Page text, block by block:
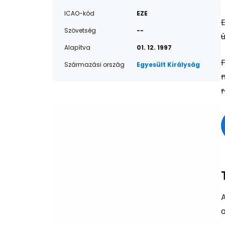
ICAO-kód
EZE
Szövetség
--
Alapítva
01. 12. 1997
Származási ország
Egyesült Királyság